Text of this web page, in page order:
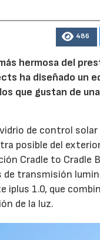
486
hermosa del
ha diseñado un
que gustan de
de control
posible del
Cradle to Cradle
transmisión
1.0, que
de la luz.